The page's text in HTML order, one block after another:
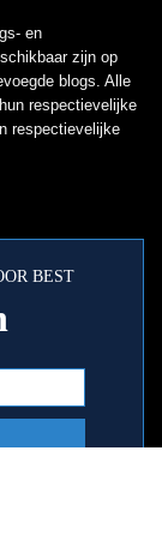
en
zijn op
blogs. Alle
respectievelijke
respectievelijke
BEST